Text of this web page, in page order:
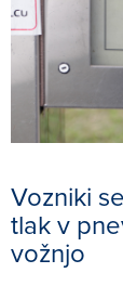
Vozniki
tlak v
vožnjo